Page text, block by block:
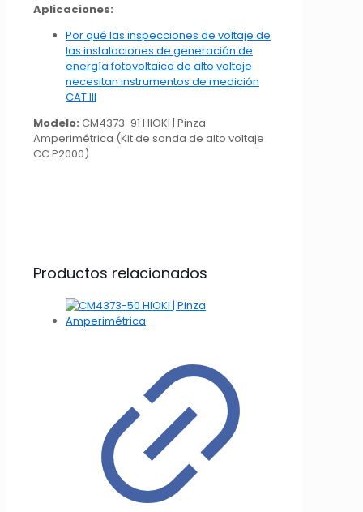
Aplicaciones:
Por qué las inspecciones de voltaje de
las instalaciones de generación de
energía fotovoltaica de alto voltaje
necesitan instrumentos de medición
CAT III
Modelo: CM4373-91 HIOKI | Pinza
Amperimétrica (Kit de sonda de alto voltaje
CC P2000)
Productos relacionados